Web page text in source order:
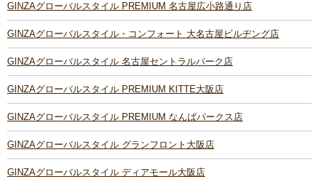
GINZAグローバルスタイル PREMIUM 名古屋広小路通り店
GINZAグローバルスタイル・コンフォート 大名古屋ビルヂング店
GINZAグローバルスタイル 名古屋セントラルパーク店
GINZAグローバルスタイル PREMIUM KITTE大阪店
GINZAグローバルスタイル PREMIUM なんばパークス店
GINZAグローバルスタイル グランフロント大阪店
GINZAグローバルスタイル ディアモール大阪店